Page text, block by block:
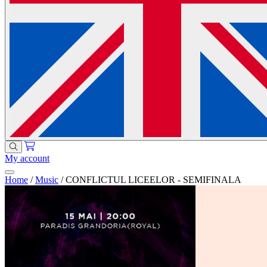
My account
Home / Music / CONFLICTUL LICEELOR - SEMIFINALA